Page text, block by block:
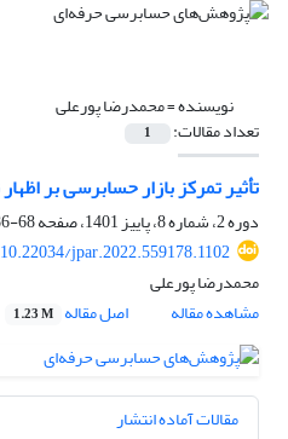
نویسنده =محمدرضا پورعلی
تعداد مقالات: 1
تأثیر تمرکز بازار حسابرسی بر
دوره 2، شماره 8، پاییز 1401، صفحه
68-86
10.22034/jpar.2022.559178.1102
محمدرضا پورعلی
مشاهده مقاله
اصل مقاله 1.23 M
مقالات آماده انتشار